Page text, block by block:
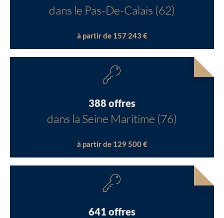
dans le Pas-De-Calais (62)
à partir de 157 243 €
388 offres
dans la Seine Maritime (76)
à partir de 129 500 €
641 offres